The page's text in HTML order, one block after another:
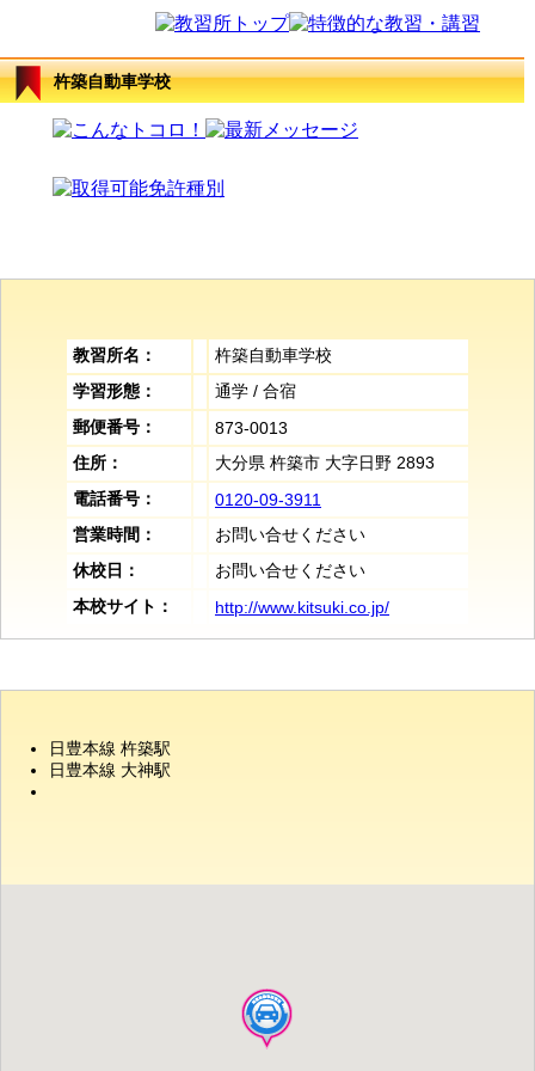
杵築自動車学校
教習所名：
杵築自動車学校
学習形態：
通学 / 合宿
郵便番号：
873-0013
住所：
大分県 杵築市 大字日野 2893
電話番号：
0120-09-3911
営業時間：
お問い合せください
休校日：
お問い合せください
本校サイト：
http://www.kitsuki.co.jp/
日豊本線 杵築駅
日豊本線 大神駅